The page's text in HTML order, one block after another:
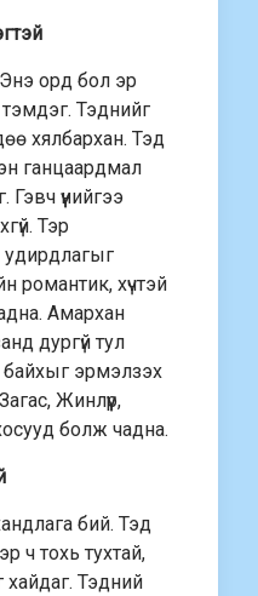
Энэ орд бол эр
тэмдэг. Тэднийг
хялбархан. Тэд
ганцаардмал
үүнийгээ
Тэр
романтик, хүчтэй
Амархан
дургүй тул
байхыг эрмэлзэх
Жинлүүр,
болж чадна.
бий. Тэд
ч тохь тухтай,
хайдаг. Тэдний